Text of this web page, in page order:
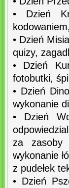
• Dzień
• Dzień
quizy,
• Dzień
fotobutki,
• Dzień
wykonanie
• Dzień
za zasoby
wykonanie
z pudełek
• Dzień